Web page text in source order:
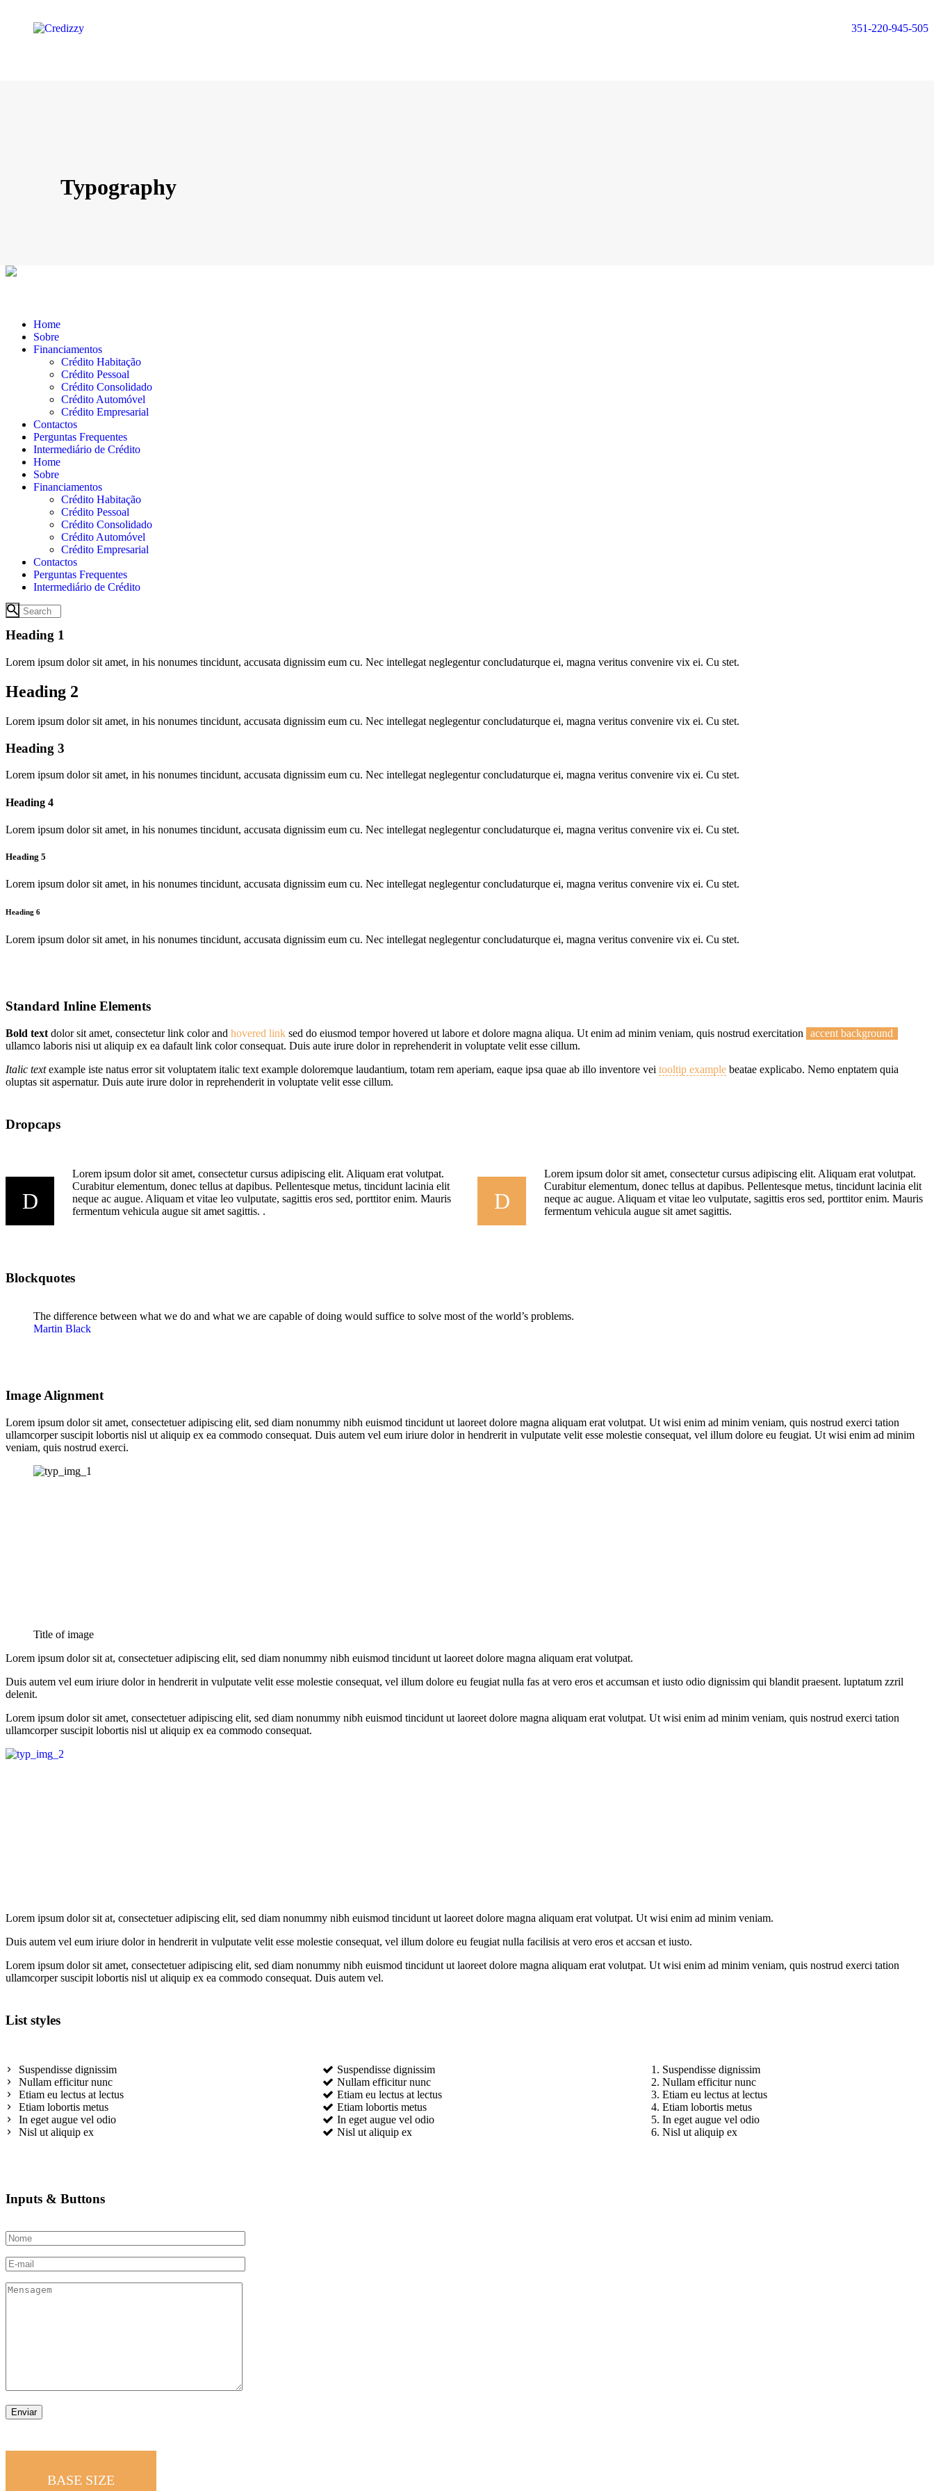
351-220-945-505
Typography
Home
Sobre
Financiamentos
Crédito Habitação
Crédito Pessoal
Crédito Consolidado
Crédito Automóvel
Crédito Empresarial
Contactos
Perguntas Frequentes
Intermediário de Crédito
Home
Sobre
Financiamentos
Crédito Habitação
Crédito Pessoal
Crédito Consolidado
Crédito Automóvel
Crédito Empresarial
Contactos
Perguntas Frequentes
Intermediário de Crédito
Heading 1
Lorem ipsum dolor sit amet, in his nonumes tincidunt, accusata dignissim eum cu. Nec intellegat neglegentur concludaturque ei, magna veritus convenire vix ei. Cu stet.
Heading 2
Lorem ipsum dolor sit amet, in his nonumes tincidunt, accusata dignissim eum cu. Nec intellegat neglegentur concludaturque ei, magna veritus convenire vix ei. Cu stet.
Heading 3
Lorem ipsum dolor sit amet, in his nonumes tincidunt, accusata dignissim eum cu. Nec intellegat neglegentur concludaturque ei, magna veritus convenire vix ei. Cu stet.
Heading 4
Lorem ipsum dolor sit amet, in his nonumes tincidunt, accusata dignissim eum cu. Nec intellegat neglegentur concludaturque ei, magna veritus convenire vix ei. Cu stet.
Heading 5
Lorem ipsum dolor sit amet, in his nonumes tincidunt, accusata dignissim eum cu. Nec intellegat neglegentur concludaturque ei, magna veritus convenire vix ei. Cu stet.
Heading 6
Lorem ipsum dolor sit amet, in his nonumes tincidunt, accusata dignissim eum cu. Nec intellegat neglegentur concludaturque ei, magna veritus convenire vix ei. Cu stet.
Standard Inline Elements
Bold text dolor sit amet, consecteturlink colorand hovered link sed do eiusmod tempor hovered ut labore et dolore magna aliqua. Ut enim ad minim veniam, quis nostrud exercitation
accent background
ullamco laboris nisi ut aliquip ex ea dafault link color consequat. Duis aute irure dolor in reprehenderit in voluptate velit esse cillum.
Italic textexample iste natus error sit voluptatem italic text example doloremque laudantium, totam rem aperiam, eaque ipsa quae ab illo inventore vei tooltip example beatae explicabo. Nemo enptatem quia
oluptas sit aspernatur. Duis aute irure dolor in reprehenderit in voluptate velit esse cillum.
Dropcaps
D
Lorem ipsum dolor sit amet, consectetur cursus adipiscing elit. Aliquam erat volutpat.
Curabitur elementum, donec tellus at dapibus. Pellentesque metus, tincidunt lacinia elit
neque ac augue. Aliquam et vitae leo vulputate, sagittis eros sed, porttitor enim. Mauris
fermentum vehicula augue sit amet sagittis. .
D
Lorem ipsum dolor sit amet, consectetur cursus adipiscing elit. Aliquam erat volutpat.
Curabitur elementum, donec tellus at dapibus. Pellentesque metus, tincidunt lacinia elit
neque ac augue. Aliquam et vitae leo vulputate, sagittis eros sed, porttitor enim. Mauris
fermentum vehicula augue sit amet sagittis.
Blockquotes
The difference between what we do and what we are capable of doing would suffice to solve most of the world’s problems.
Martin Black
Image Alignment
Lorem ipsum dolor sit amet, consectetuer adipiscing elit, sed diam nonummy nibh euismod tincidunt ut laoreet dolore magna aliquam erat volutpat. Ut wisi enim ad minim veniam, quis nostrud exerci tation
ullamcorper suscipit lobortis nisl ut aliquip ex ea commodo consequat. Duis autem vel eum iriure dolor in hendrerit in vulputate velit esse molestie consequat, vel illum dolore eu feugiat. Ut wisi enim ad minim
veniam, quis nostrud exerci.
Title of image
Lorem ipsum dolor sit at, consectetuer adipiscing elit, sed diam nonummy nibh euismod tincidunt ut laoreet dolore magna aliquam erat volutpat.
Duis autem vel eum iriure dolor in hendrerit in vulputate velit esse molestie consequat, vel illum dolore eu feugiat nulla fas at vero eros et accumsan et iusto odio dignissim qui blandit praesent. luptatum zzril
delenit.
Lorem ipsum dolor sit amet, consectetuer adipiscing elit, sed diam nonummy nibh euismod tincidunt ut laoreet dolore magna aliquam erat volutpat. Ut wisi enim ad minim veniam, quis nostrud exerci tation
ullamcorper suscipit lobortis nisl ut aliquip ex ea commodo consequat.
Lorem ipsum dolor sit at, consectetuer adipiscing elit, sed diam nonummy nibh euismod tincidunt ut laoreet dolore magna aliquam erat volutpat. Ut wisi enim ad minim veniam.
Duis autem vel eum iriure dolor in hendrerit in vulputate velit esse molestie consequat, vel illum dolore eu feugiat nulla facilisis at vero eros et accsan et iusto.
Lorem ipsum dolor sit amet, consectetuer adipiscing elit, sed diam nonummy nibh euismod tincidunt ut laoreet dolore magna aliquam erat volutpat. Ut wisi enim ad minim veniam, quis nostrud exerci tation
ullamcorper suscipit lobortis nisl ut aliquip ex ea commodo consequat. Duis autem vel.
List styles
Suspendisse dignissim
Nullam efficitur nunc
Etiam eu lectus at lectus
Etiam lobortis metus
In eget augue vel odio
Nisl ut aliquip ex
Suspendisse dignissim
Nullam efficitur nunc
Etiam eu lectus at lectus
Etiam lobortis metus
In eget augue vel odio
Nisl ut aliquip ex
Suspendisse dignissim
Nullam efficitur nunc
Etiam eu lectus at lectus
Etiam lobortis metus
In eget augue vel odio
Nisl ut aliquip ex
Inputs & Buttons
BASE SIZE